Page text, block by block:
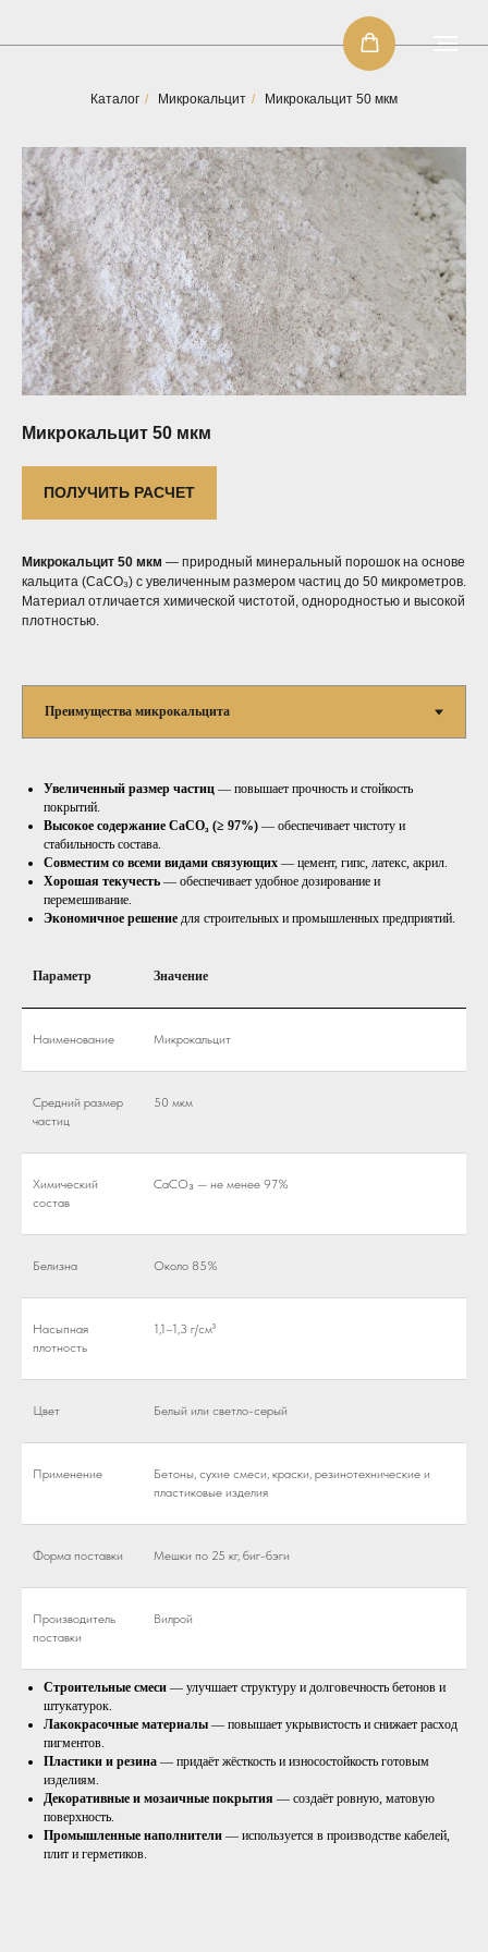
Каталог / Микрокальцит / Микрокальцит 50 мкм
Микрокальцит 50 мкм
ПОЛУЧИТЬ РАСЧЕТ
Микрокальцит 50 мкм — природный минеральный порошок на основе
кальцита (CaCO₃) с увеличенным размером частиц до 50 микрометров.
Материал отличается химической чистотой, однородностью и высокой
плотностью.
Увеличенный размер частиц — повышает прочность и стойкость
покрытий.
Высокое содержание CaCO₃ (≥ 97%) — обеспечивает чистоту и
стабильность состава.
Совместим со всеми видами связующих — цемент, гипс, латекс, акрил.
Хорошая текучесть — обеспечивает удобное дозирование и
перемешивание.
Экономичное решение для строительных и промышленных предприятий.
Параметр Значение
Наименование Микрокальцит
Средний размер
частиц
50 мкм
Химический
состав
CaCO₃ — не менее 97%
Белизна Около 85%
Насыпная
плотность
1,1–1,3 г/см³
Цвет Белый или светло-серый
Применение
Бетоны, сухие смеси, краски, резинотехнические и
пластиковые изделия
Форма поставки Мешки по 25 кг, биг-бэги
Производитель
поставки
Вилрой
Строительные смеси — улучшает структуру и долговечность бетонов и
штукатурок.
Лакокрасочные материалы — повышает укрывистость и снижает расход
пигментов.
Пластики и резина — придаёт жёсткость и износостойкость готовым
изделиям.
Декоративные и мозаичные покрытия — создаёт ровную, матовую
поверхность.
Промышленные наполнители — используется в производстве кабелей,
плит и герметиков.